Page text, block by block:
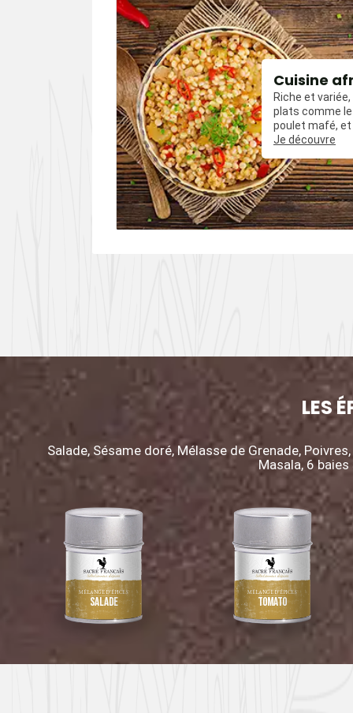
Cuisine
Riche et
plats comme le
poulet mafé, et
influences
piments.
Je découvre
LES
Salade, Sésame doré, Mélasse de Grenade,
Masala, 6
MÉLANGE D’ÉPICES
Salade
MÉLANGE D’ÉPICES
Tomato